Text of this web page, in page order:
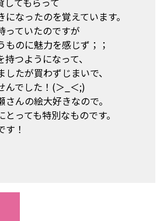
なったのを覚えています。
っていたのですが
のに魅力を感じず；；
つようになって、
たが買わずじまいで、
んでした！(＞_＜;)
んの絵大好きなので。
っても特別なものです。
！